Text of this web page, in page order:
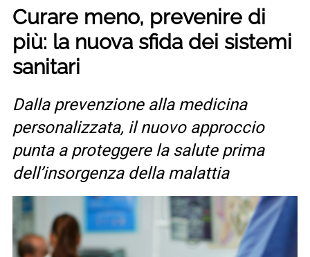
Curare meno, prevenire di
più: la nuova sfida dei sistemi
sanitari
Dalla prevenzione alla medicina
personalizzata, il nuovo approccio
punta a proteggere la salute prima
dell’insorgenza della malattia